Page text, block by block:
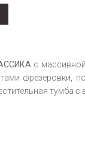
с
фрезеровки,
тумба